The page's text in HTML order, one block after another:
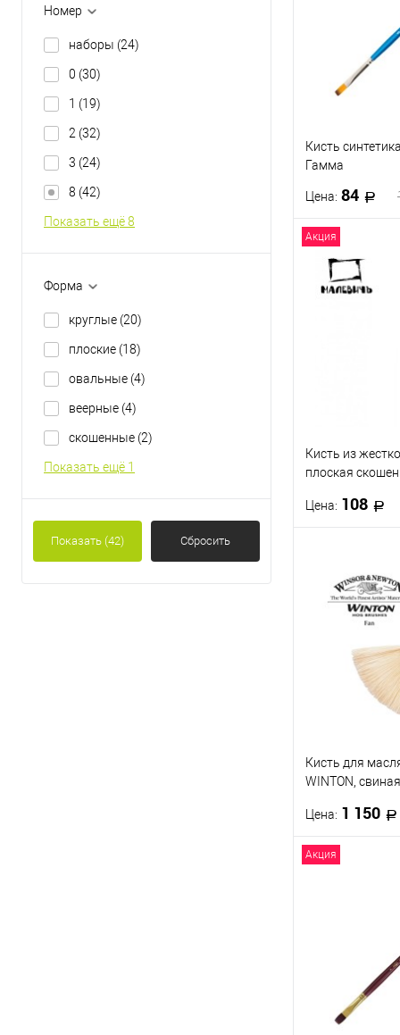
Номер
наборы (24)
0 (30)
1 (19)
2 (32)
3 (24)
8 (42)
Показать ещё 8
Форма
круглые (20)
плоские (18)
овальные (4)
веерные (4)
скошенные (2)
Показать ещё 1
Показать (42) Сбросить
Кисть
Гамма
Цена: 84
Купить в 1 клик
Акция
Кисть из
плоская
Цена: 108
Купить в 1
Кисть для
WINTON,
Цена: 1 150
Акция